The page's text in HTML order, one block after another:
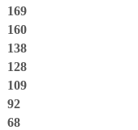
169
160
138
128
109
92
68